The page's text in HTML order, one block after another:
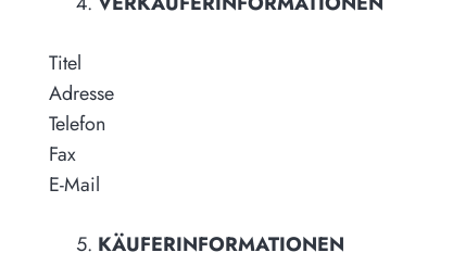
Titel
Adresse
Telefon
Fax
E-Mail
KÄUFERINFORMATIONEN